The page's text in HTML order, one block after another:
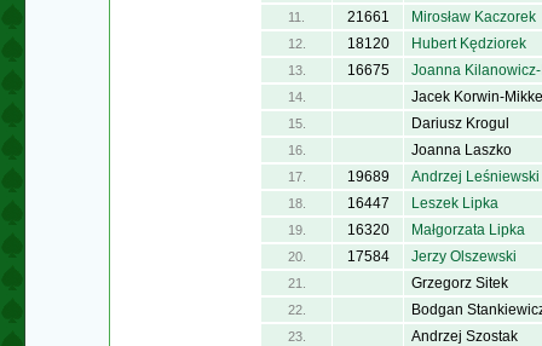
11. 21661 Mirosław Kaczorek
12. 18120 Hubert Kędziorek
13. 16675 Joanna
14. Jacek Korwin-Mikke
15. Dariusz Krogul
16. Joanna Laszko
17. 19689 Andrzej Leśniewski
18. 16447 Leszek Lipka
19. 16320 Małgorzata Lipka
20. 17584 Jerzy Olszewski
21. Grzegorz Sitek
22. Bodgan
23. Andrzej Szostak